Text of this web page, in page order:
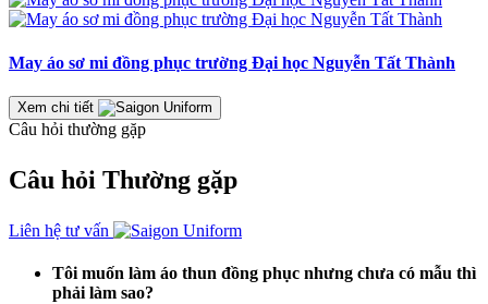
May áo sơ mi đồng phục trường Đại học Nguyễn Tất Thành
Xem chi tiết
Câu hỏi thường gặp
Câu hỏi Thường gặp
Liên hệ tư vấn
Tôi muốn làm áo thun đồng phục nhưng chưa có mẫu thì
phải làm sao?